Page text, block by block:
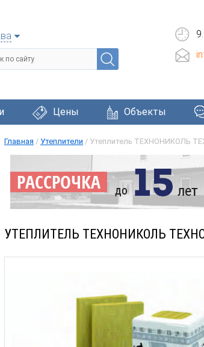
Черепица Фасадные системы
Цены Объекты
Главная / Утеплители / Утеплитель ТЕХНОНИКОЛЬ
УТЕПЛИТЕЛЬ ТЕХНОНИКОЛЬ